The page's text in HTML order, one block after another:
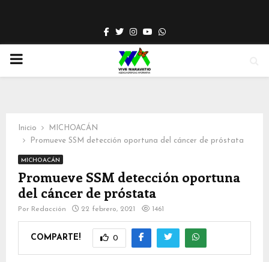
Facebook
TwitterInstagram
YoutubeWhatsapp
PRIMARY
Inicio
MICHOACÁN
Promueve SSM detección oportuna del cáncer de próstata
MICHOACÁN
Promueve SSM detección oportuna
del cáncer de próstata
Por Redacción 22 febrero, 2021 1461
COMPARTE! 0